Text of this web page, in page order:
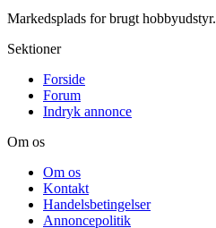
Markedsplads for brugt hobbyudstyr.
Sektioner
Forside
Forum
Indryk annonce
Om os
Om os
Kontakt
Handelsbetingelser
Annoncepolitik